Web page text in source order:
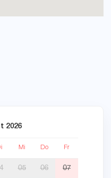
2026
Mi Do Fr
05 06 07